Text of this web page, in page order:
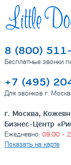
8 (800)
Бесплатные звонки
+7 (495)
Для звонков г.
г. Москва,
Бизнес-Центр
Ежедневно: 09:00 -
Показать на карте